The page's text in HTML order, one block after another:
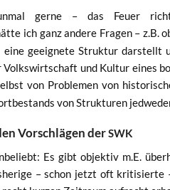
ger­ne – das Feu­er
ich ganz ande­re Fra­gen – z.B.
geeig­ne­te Struk­tur dar­stellt
und Kul­tur eines
von Pro­ble­men von
von Struk­tu­ren
Vorschlägen derSWK
Es gibt objek­tiv m.E.
– schon jetzt oft